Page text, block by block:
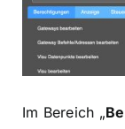
Im Bereich „